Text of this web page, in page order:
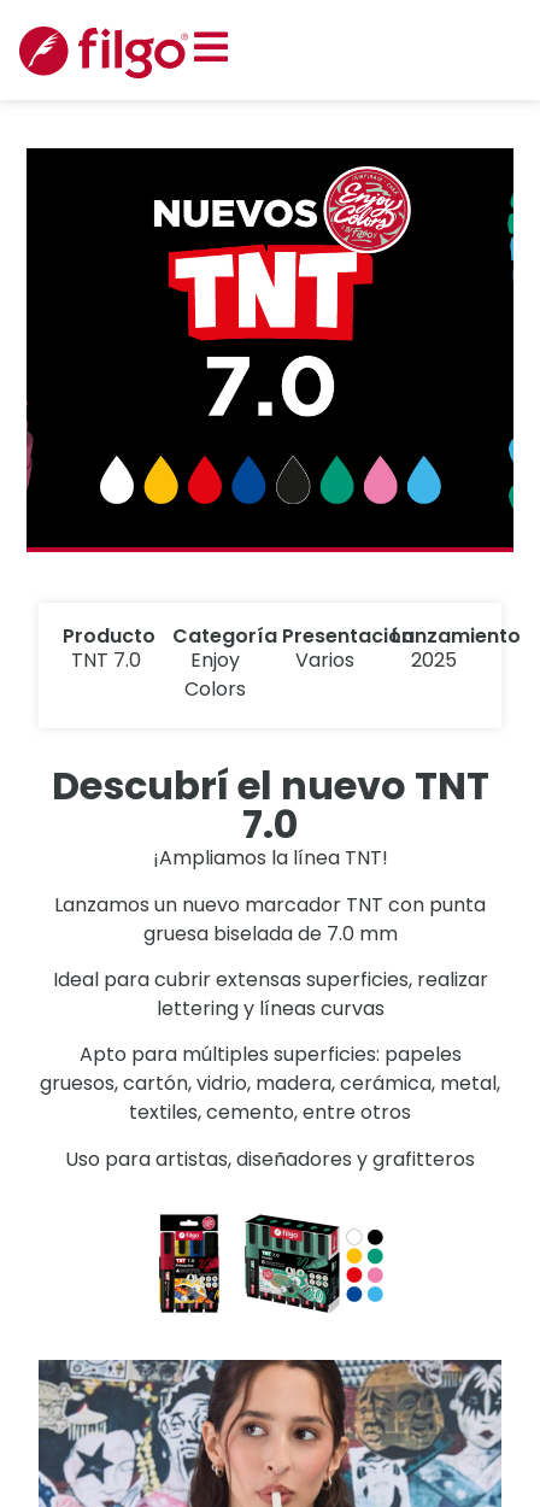
Descubrí el nuevo TNT
7.0
¡Ampliamos la línea TNT!
Lanzamos un nuevo marcador TNT con punta
gruesa biselada de 7.0 mm
Ideal para cubrir extensas superficies, realizar
lettering y líneas curvas
Apto para múltiples superficies: papeles
gruesos, cartón, vidrio, madera, cerámica, metal,
textiles, cemento, entre otros
Uso para artistas, diseñadores y grafitteros
Producto
TNT 7.0
Categoría
Enjoy
Colors
Presentación
Varios
Lanzamiento
2025